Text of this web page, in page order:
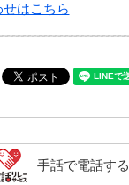
はこちら
手話で電話する